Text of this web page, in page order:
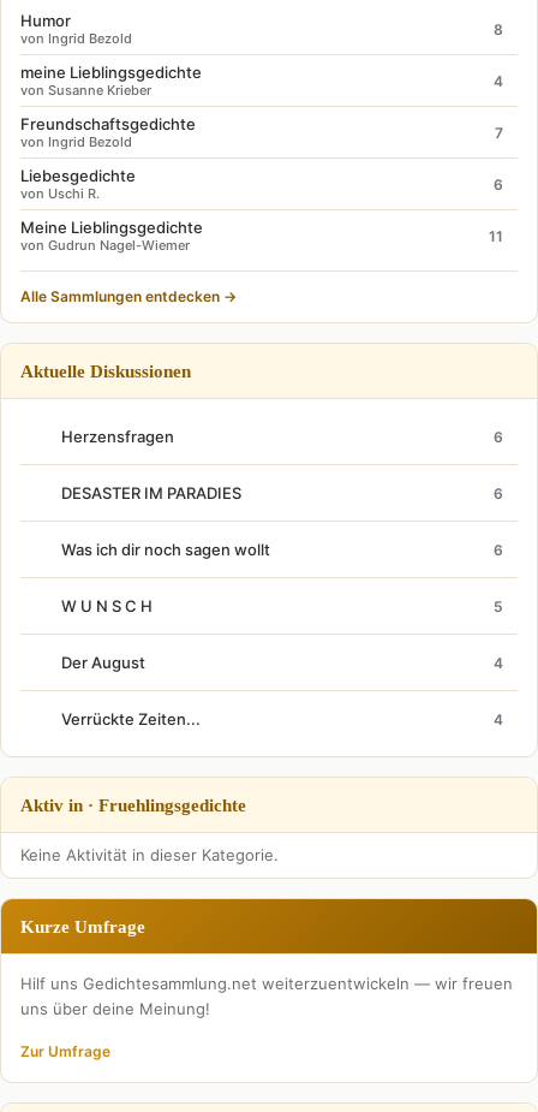
Humor
von Ingrid Bezold
8
meine Lieblingsgedichte
von Susanne Krieber
4
Freundschaftsgedichte
von Ingrid Bezold
7
Liebesgedichte
von Uschi R.
6
Meine Lieblingsgedichte
von Gudrun Nagel-Wiemer
11
Alle Sammlungen entdecken →
Aktuelle Diskussionen
Herzensfragen 6
DESASTER IM PARADIES 6
Was ich dir noch sagen wollt 6
W U N S C H 5
Der August 4
Verrückte Zeiten... 4
Aktiv in · Fruehlingsgedichte
Keine Aktivität in dieser Kategorie.
Kurze Umfrage
Hilf uns Gedichtesammlung.net weiterzuentwickeln — wir freuen
uns über deine Meinung!
Zur Umfrage